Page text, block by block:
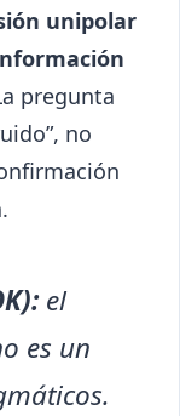
unipolar
pregunta
no
el
es un